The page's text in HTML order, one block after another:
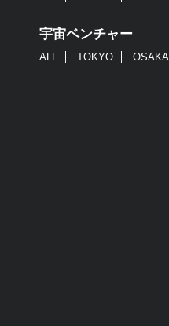
宇宙ベンチャー
ALL TOKYO OSAKA